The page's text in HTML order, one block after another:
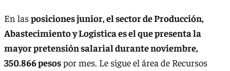
En lasposiciones junior, el sector de Producción,
Abastecimiento y Logística es el que presenta la
mayor pretensión salarial durante noviembre,
350.866 pesospor mes. Le sigue el área de Recursos